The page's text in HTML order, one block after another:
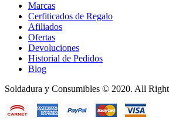
Marcas
Cerfiticados de Regalo
Afiliados
Ofertas
Devoluciones
Historial de Pedidos
Blog
Soldadura y Consumibles © 2020. All